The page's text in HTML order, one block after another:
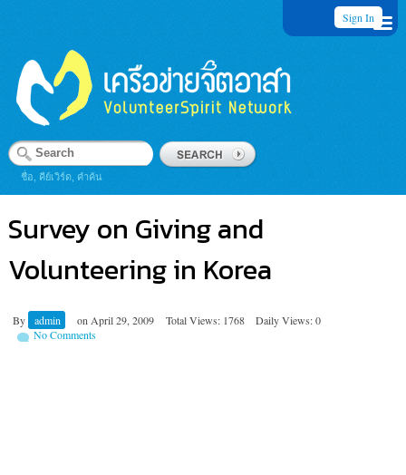
Sign In
ชื่อ, คีย์เวิร์ด, คำค้น
Survey on Giving and
Volunteering in Korea
By admin on April 29, 2009 Total Views: 1768
Daily Views: 0
No Comments